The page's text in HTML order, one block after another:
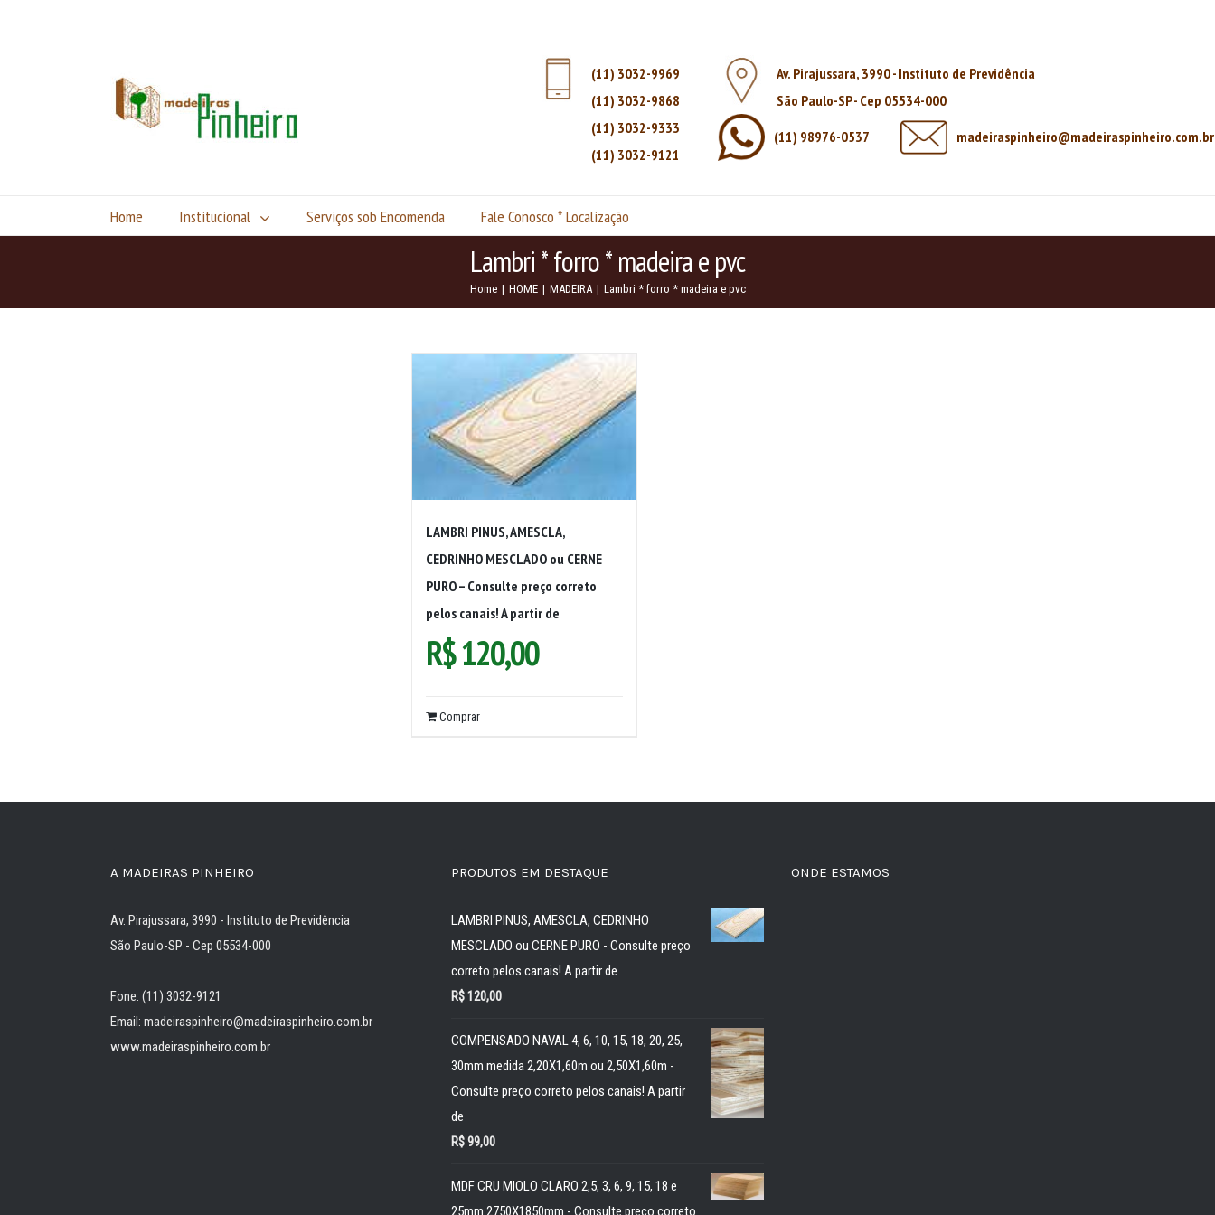
(11) 3032-9969
(11) 3032-9868
(11) 3032-9333
(11) 3032-9121
Av. Pirajussara, 3990 - Instituto de Previdência
São Paulo-SP - Cep 05534-000
(11) 98976-0537
madeiraspinheiro@madeiraspinheiro.com.br
Home Institucional Serviços sob Encomenda Fale Conosco * Localização
Lambri * forro * madeira e pvc
Home | HOME | MADEIRA | Lambri * forro * madeira e pvc
LAMBRI PINUS, AMESCLA,
CEDRINHO MESCLADO ou CERNE
PURO – Consulte preço correto
pelos canais! A partir de
R$120,00
Comprar
A MADEIRAS PINHEIRO
Av. Pirajussara, 3990 - Instituto de Previdência
São Paulo-SP - Cep 05534-000
Fone: (11) 3032-9121
Email: madeiraspinheiro@madeiraspinheiro.com.br
www.madeiraspinheiro.com.br
PRODUTOS EM DESTAQUE
LAMBRI PINUS, AMESCLA, CEDRINHO
MESCLADO ou CERNE PURO - Consulte preço
correto pelos canais! A partir de
R$120,00
COMPENSADO NAVAL 4, 6, 10, 15, 18, 20, 25,
30mm medida 2,20X1,60m ou 2,50X1,60m -
Consulte preço correto pelos canais! A partir
de
R$99,00
MDF CRU MIOLO CLARO 2,5, 3, 6, 9, 15, 18 e
25mm 2750X1850mm - Consulte preço correto
ONDE ESTAMOS